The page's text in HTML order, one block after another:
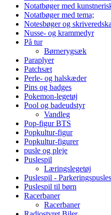
Notatbøger med
Notatbøger med tema;
Notesbøger og
Nusse- og krammedyr
På tur
Børnerygsæk
Paraplyer
Patchsæt
Perle- og halskæder
Pins og badges
Pokemon-legetøj
Pool og badeudstyr
Vandleg
Pop-figur BTS
Popkultur-figur
Popkultur-figurer
pusle og pleje
Puslespil
Læringslegetøj
Puslespil -
Puslespil til børn
Racerbaner
Racerbaner